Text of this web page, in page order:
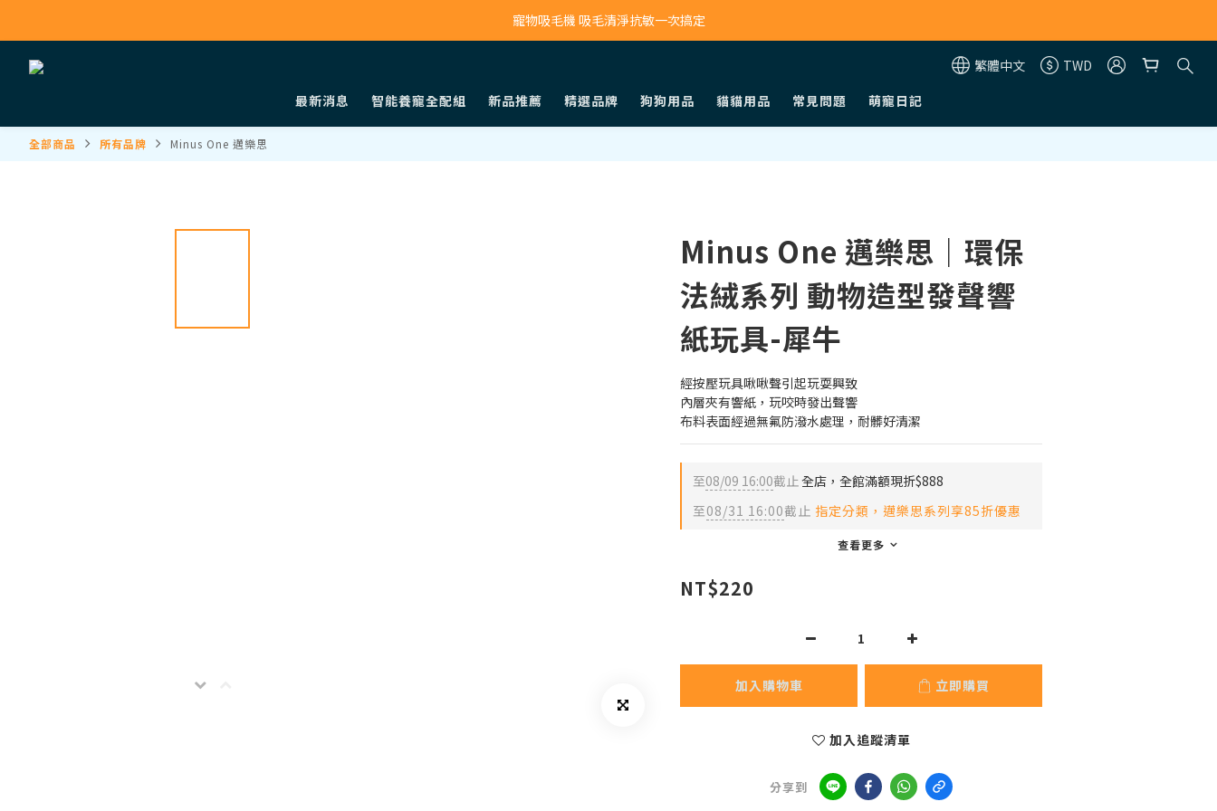
寵物吸毛機 吸毛清淨抗敏一次搞定
鮮食調理機 一鍵出餐超省力
繁體中文
TWD
最新消息
智能養寵全配組 新品推薦 精選品牌 狗狗用品 貓貓用品 常見問題 萌寵日記
全部商品 所有品牌 Minus One 邁樂思
Minus One 邁樂思｜環保
法絨系列 動物造型發聲響
紙玩具-犀牛
經按壓玩具啾啾聲引起玩耍興致
內層夾有響紙，玩咬時發出聲響
布料表面經過無氟防潑水處理，耐髒好清潔
至08/09 16:00截止全店，全館滿額現折$888
至08/31 16:00截止 指定分類，邁樂思系列享85折優惠
查看更多
NT$220
加入購物車 立即購買
加入追蹤清單
分享到